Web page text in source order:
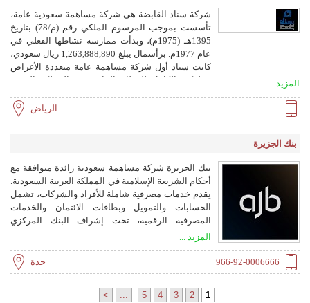
شركة سناد القابضة هي شركة مساهمة سعودية عامة،
تأسست بموجب المرسوم الملكي رقم (م/78) بتاريخ
1395هـ (1975م)، وبدأت ممارسة نشاطها الفعلي في
عام 1977م. برأسمال يبلغ 1,263,888,890 ريال سعودي،
كانت سناد أول شركة مساهمة عامة متعددة الأغراض
مملوكة بالكامل للقطاع الخاص في المملكة العربية
القطاعات الحيوية، بما في ذلك الصناعات الغذائية،
والتطوير العقاري، والخدمات والتجزئة المتخصصة،
المملكة.
المزيد ...
الرياض
بنك الجزيرة
بنك الجزيرة شركة مساهمة سعودية رائدة متوافقة مع
أحكام الشريعة الإسلامية في المملكة العربية السعودية.
يقدم خدمات مصرفية شاملة للأفراد والشركات، تشمل
الحسابات والتمويل وبطاقات الائتمان والخدمات
المصرفية الرقمية، تحت إشراف البنك المركزي
السعودي (ساما).
المزيد ...
966-92-0006666 جدة
1
2
3
4
5
>